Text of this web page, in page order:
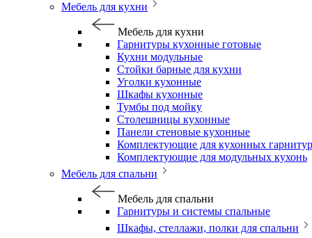
Мебель для кухни
Мебель для кухни
Гарнитуры кухонные готовые
Кухни модульные
Стойки барные для кухни
Уголки кухонные
Шкафы кухонные
Тумбы под мойку
Столешницы кухонные
Панели стеновые кухонные
Комплектующие для кухонных
Комплектующие для модульных кухонь
Мебель для спальни
Мебель для спальни
Гарнитуры и системы спальные
Шкафы, стеллажи, полки для спальни